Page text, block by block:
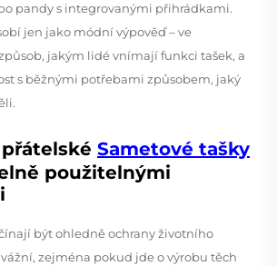
pandy s integrovanými přihrádkami.
jen jako módní výpověď – ve
jakým lidé vnímají funkci tašek, a
s běžnými potřebami způsobem, jaký
Sametové tašky
použitelnými
být ohledně ochrany životního
zejména pokud jde o výrobu těch